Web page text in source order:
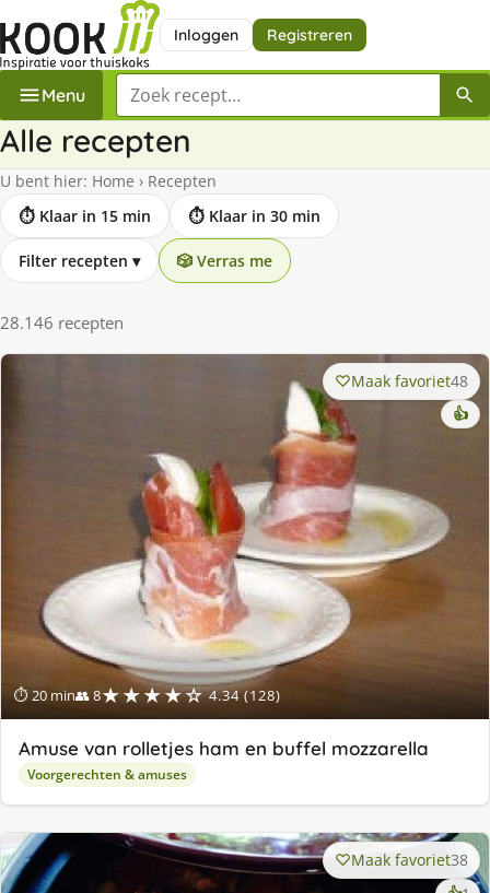
Inloggen Registreren
Menu Zoek een recept
Alle recepten
U bent hier: Home › Recepten
⏱ Klaar in 15 min
⏱ Klaar in 30 min
Filter recepten ▾ 🎲 Verras me
28.146 recepten
⏱ 20 min👥 8★★★★☆ 4.34 (128)
Maak favoriet48
👍
Amuse van rolletjes ham en buffel mozzarella
Voorgerechten & amuses
Maak favoriet38